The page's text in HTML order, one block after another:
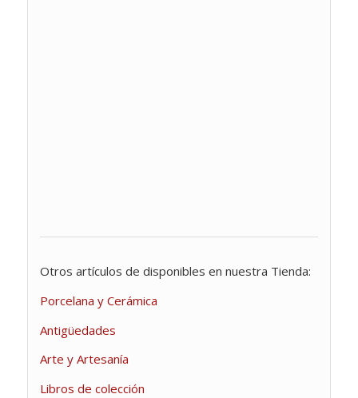
Otros artículos de disponibles en nuestra Tienda:
Porcelana y Cerámica
Antigüedades
Arte y Artesanía
Libros de colección